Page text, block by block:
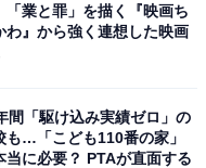
世界観…」大正ロマン漂
「業と罪」を描く『映画ち
わ』から強く連想した映画
間「駆け込み実績ゼロ」の
も…「こども110番の家」
当に必要？ PTAが直面する